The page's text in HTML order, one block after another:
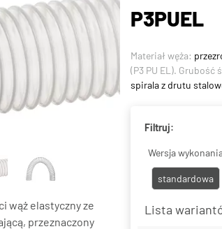
wąż elastyczny ze
przeznaczony
P3PUEL
Materiał węża:
(P3 PU EL). Grubość
spirala z drutu
Filtruj:
Wersja
standardowa
Lista